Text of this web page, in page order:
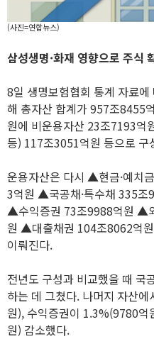
(사진=연합뉴스)
삼성생명·화재 영향으로 주
8일 생명보험협회 통계 자료
해 총자산 합계가 957조8455
원에 비운용자산 23조7193억
등) 117조3051억원 등으로 구
운용자산은 다시 ▲현금·예치
3억원 ▲국공채·특수채 335
▲수익증권 73조9988억원 ▲
원 ▲대출채권 104조8062억
이뤄진다.
전년도 구성과 비교했을 때
하는 데 그쳤다. 나머지 자산
원), 수익증권이 1.3%(9780
원) 감소했다.